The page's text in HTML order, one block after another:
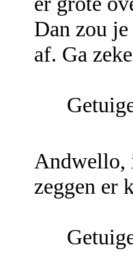
Dan zou
af. Ga
Andwello,
zeggen er